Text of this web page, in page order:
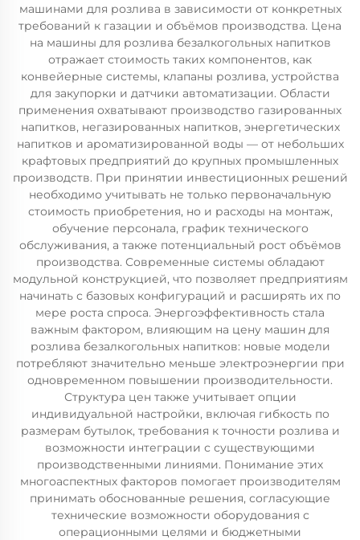
машинами для розлива в зависимости от конкретных
требований к газации и объёмов производства. Цена
на машины для розлива безалкогольных напитков
отражает стоимость таких компонентов, как
конвейерные системы, клапаны розлива, устройства
для закупорки и датчики автоматизации. Области
применения охватывают производство газированных
напитков, негазированных напитков, энергетических
напитков и ароматизированной воды — от небольших
крафтовых предприятий до крупных промышленных
производств. При принятии инвестиционных решений
необходимо учитывать не только первоначальную
стоимость приобретения, но и расходы на монтаж,
обучение персонала, график технического
обслуживания, а также потенциальный рост объёмов
производства. Современные системы обладают
модульной конструкцией, что позволяет предприятиям
начинать с базовых конфигураций и расширять их по
мере роста спроса. Энергоэффективность стала
важным фактором, влияющим на цену машин для
розлива безалкогольных напитков: новые модели
потребляют значительно меньше электроэнергии при
одновременном повышении производительности.
Структура цен также учитывает опции
индивидуальной настройки, включая гибкость по
размерам бутылок, требования к точности розлива и
возможности интеграции с существующими
производственными линиями. Понимание этих
многоаспектных факторов помогает производителям
принимать обоснованные решения, согласующие
технические возможности оборудования с
операционными целями и бюджетными